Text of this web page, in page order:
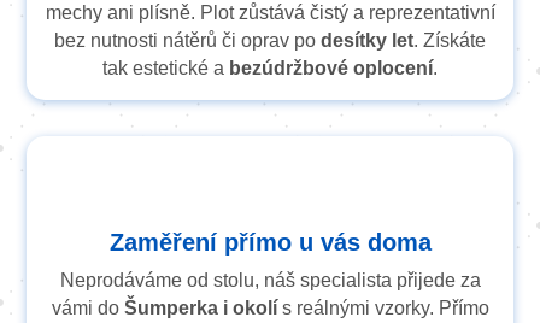
mechy ani plísně. Plot zůstává čistý a reprezentativní
bez nutnosti nátěrů či oprav po desítky let. Získáte
tak estetické a bezúdržbové oplocení.
Zaměření přímo u vás doma
Neprodáváme od stolu, náš specialista přijede za
vámi do Šumperka i okolís reálnými vzorky. Přímo